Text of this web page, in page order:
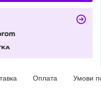
Оплата Умови